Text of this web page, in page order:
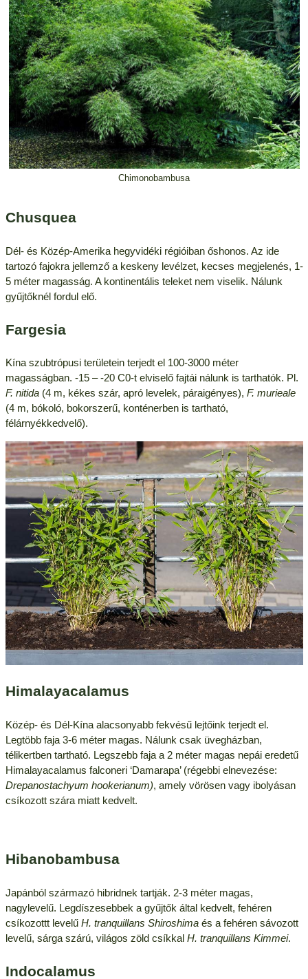
Chimonobambusa
Chusquea
Dél- és Közép-Amerika hegyvidéki régióiban őshonos. Az ide
tartozó fajokra jellemző a keskeny levélzet, kecses megjelenés, 1-
5 méter magasság. A kontinentális teleket nem viselik. Nálunk
gyűjtőknél fordul elő.
Fargesia
Kína szubtrópusi területein terjedt el 100-3000 méter
magasságban. -15 – -20 C0-t elviselő fajtái nálunk is tarthatók. Pl.
F. nitida(4 m, kékes szár, apró levelek, páraigényes), F. murieale
(4 m, bókoló, bokorszerű, konténerben is tartható,
félárnyékkedvelő).
Himalayacalamus
Közép- és Dél-Kína alacsonyabb fekvésű lejtőink terjedt el.
Legtöbb faja 3-6 méter magas. Nálunk csak üvegházban,
télikertben tartható. Legszebb faja a 2 méter magas nepái eredetű
Himalayacalamus falconeri ‘Damarapa’ (régebbi elnevezése:
Drepanostachyum hookerianum), amely vörösen vagy ibolyásan
csíkozott szára miatt kedvelt.
Hibanobambusa
Japánból származó hibridnek tartják. 2-3 méter magas,
nagylevelű. Legdíszesebbek a gyűjtők által kedvelt, fehéren
csíkozottt levelű H. tranquillans Shiroshimaés a fehéren sávozott
levelű, sárga szárú, világos zöld csíkkal H. tranquillans Kimmei.
Indocalamus